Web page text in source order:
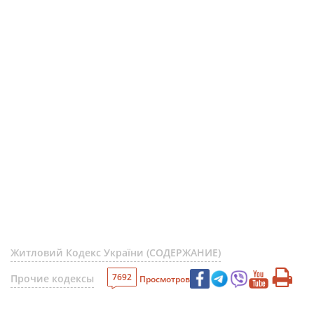
Житловий Кодекс України (СОДЕРЖАНИЕ)
Прочие кодексы
7692 Просмотров